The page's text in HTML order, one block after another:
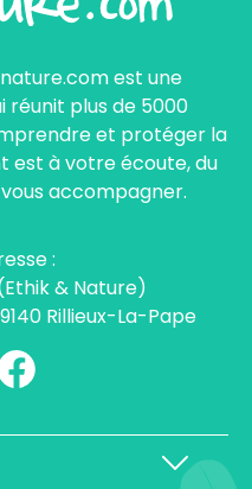
est une
réunit plus de 5000
et protéger la
est à votre écoute, du
accompagner.
:
& Nature)
Rillieux-La-Pape